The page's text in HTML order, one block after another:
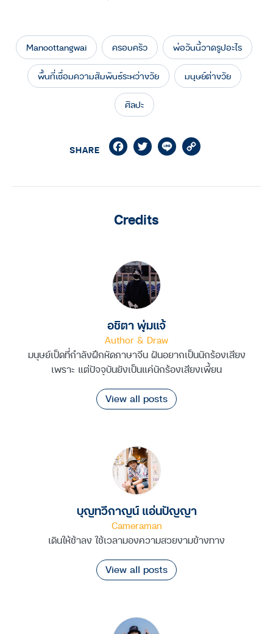
Manoottangwai ครอบครัว พ่อวันนี้วาดรูปอะไร
พื้นที่เชื่อมความสัมพันธ์ระหว่างวัย มนุษย์ต่างวัย
ศิลปะ
SHARE FacebookTwitterLine
Credits
อชิตา พุ่มแจ้
Author & Draw
มนุษย์เป็ดที่กำลังฝึกหัดภาษาจีน ฝันอยากเป็นนักร้องเสียง
เพราะ แต่ปัจจุบันยังเป็นแค่นักร้องเสียงเพี้ยน
View all posts
บุญทวีกาญน์ แอ่นปัญญา
Cameraman
เดินให้ช้าลง ใช้เวลามองความสวยงามข้างทาง
View all posts